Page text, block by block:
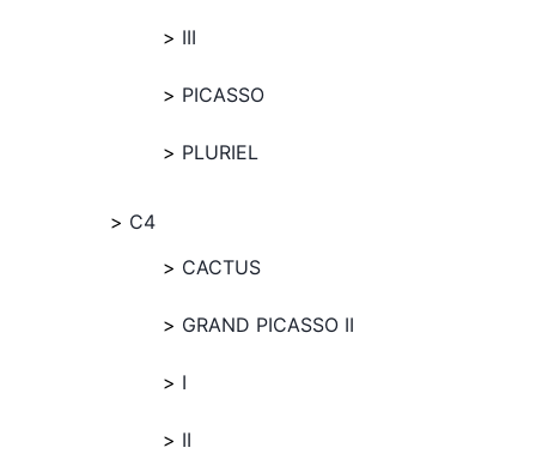
III
PICASSO
PLURIEL
C4
CACTUS
GRAND PICASSO II
I
II